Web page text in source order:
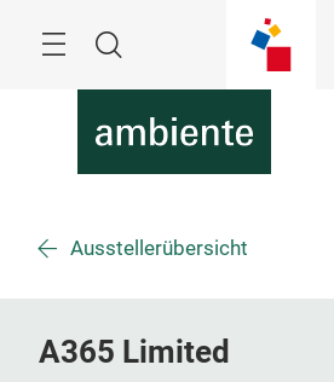
Suche
Ausstellerübersicht
A365 Limited